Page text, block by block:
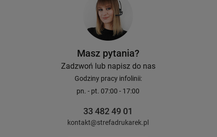
Masz pytania?
Zadzwoń lub napisz do nas
Godziny pracy infolinii:
pn. - pt. 07:00 - 17:00
33 482 49 01
kontakt@strefadrukarek.pl